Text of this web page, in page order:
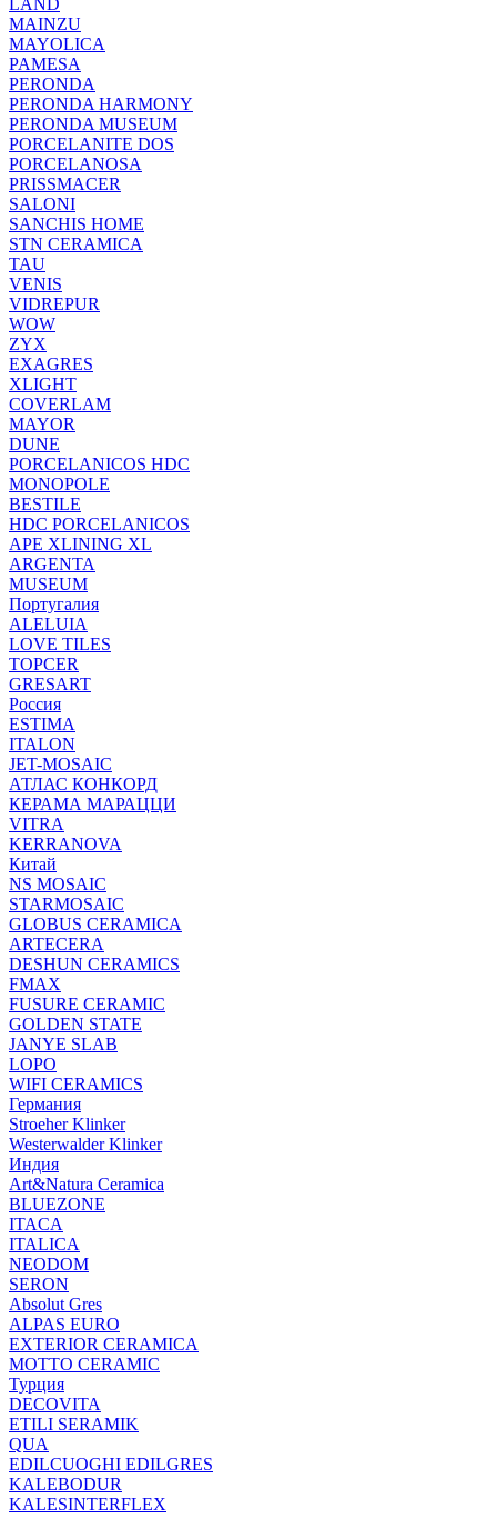
LAND
MAINZU
MAYOLICA
PAMESA
PERONDA
PERONDA HARMONY
PERONDA MUSEUM
PORCELANITE DOS
PORCELANOSA
PRISSMACER
SALONI
SANCHIS HOME
STN CERAMICA
TAU
VENIS
VIDREPUR
WOW
ZYX
EXAGRES
XLIGHT
COVERLAM
MAYOR
DUNE
PORCELANICOS HDC
MONOPOLE
BESTILE
HDC PORCELANICOS
APE XLINING XL
ARGENTA
MUSEUM
Португалия
ALELUIA
LOVE TILES
TOPCER
GRESART
Россия
ESTIMA
ITALON
JET-MOSAIC
АТЛАС КОНКОРД
КЕРАМА МАРАЦЦИ
VITRA
KERRANOVA
Китай
NS MOSAIC
STARMOSAIC
GLOBUS CERAMICA
ARTECERA
DESHUN CERAMICS
FMAX
FUSURE CERAMIC
GOLDEN STATE
JANYE SLAB
LOPO
WIFI CERAMICS
Германия
Stroeher Klinker
Westerwalder Klinker
Индия
Art&Natura Ceramica
BLUEZONE
ITACA
ITALICA
NEODOM
SERON
Absolut Gres
ALPAS EURO
EXTERIOR CERAMICA
MOTTO CERAMIC
Турция
DECOVITA
ETILI SERAMIK
QUA
EDILCUOGHI EDILGRES
KALEBODUR
KALESINTERFLEX